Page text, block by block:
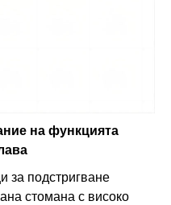
на функцията
за подстригване
стомана с високо